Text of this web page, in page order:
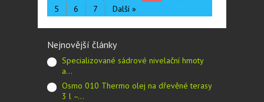
5
6 7 Další »
Nejnovější články
Specializované sádrové nivelační hmoty
a…
Osmo 010 Thermo olej na dřevěné terasy
3 l –…